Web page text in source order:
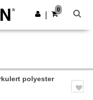
Last ned app
0
polyester